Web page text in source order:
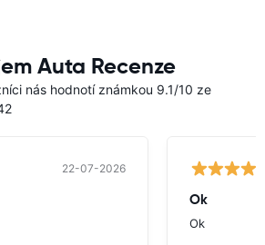
Auta Recenze
nás hodnotí známkou 9.1/10 ze
22-07-2026
Ok
Ok